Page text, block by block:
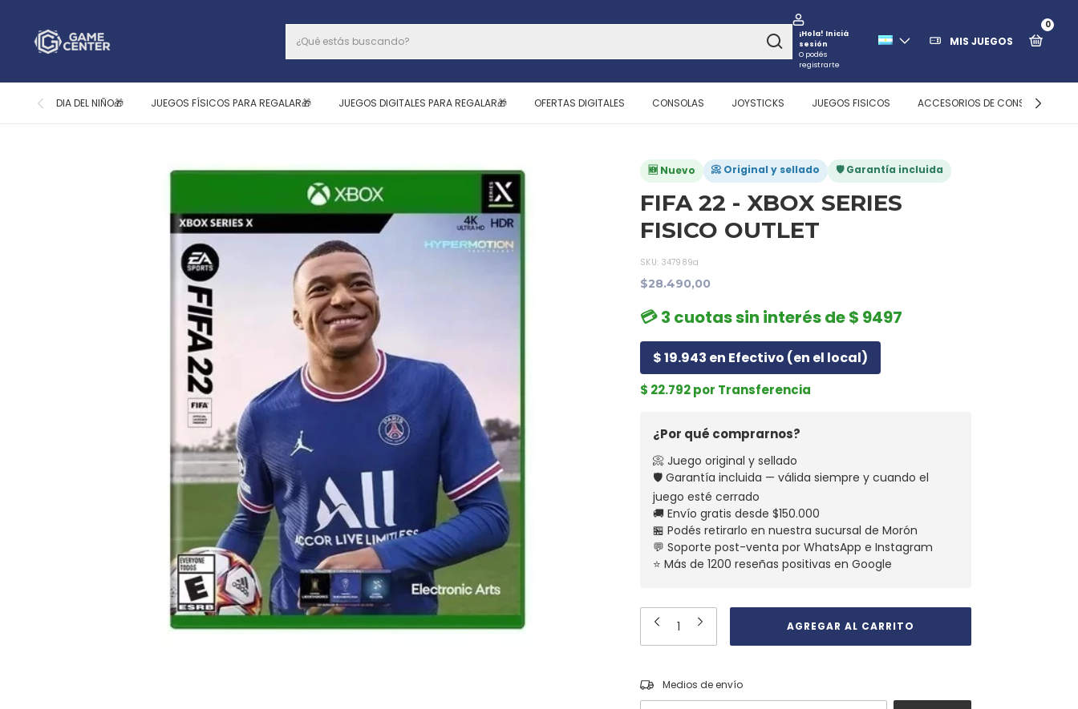
¡Hola! Iniciá
sesión
O podés
registrarte
MIS JUEGOS
0
DIA DEL NIÑO🎁 JUEGOS FÍSICOS PARA REGALAR🎁 JUEGOS DIGITALES PARA REGALAR🎁 OFERTAS DIGITALES CONSOLAS JOYSTICKS JUEGOS FISICOS ACCESORIOS DE CONSOLAS
🆕 Nuevo 📀 Original y sellado 🛡️ Garantía incluida
FIFA 22 - XBOX SERIES
FISICO OUTLET
SKU: 347989a
$28.490,00
💳 3 cuotas sin interés de $ 9497
$ 19.943 en Efectivo (en el local)
$ 22.792 por Transferencia
¿Por qué comprarnos?
📀 Juego original y sellado
🛡️ Garantía incluida — válida siempre y cuando el
juego esté cerrado
🚚 Envío gratis desde $150.000
🏪 Podés retirarlo en nuestra sucursal de Morón
💬 Soporte post-venta por WhatsApp e Instagram
⭐ Más de 1200 reseñas positivas en Google
Entregas para el CP:
Medios de envío